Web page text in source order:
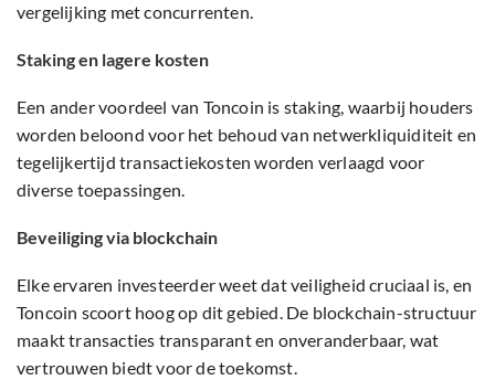
vergelijking met concurrenten.
Staking en lagere kosten
Een ander voordeel van Toncoin is staking, waarbij houders
worden beloond voor het behoud van netwerkliquiditeit en
tegelijkertijd transactiekosten worden verlaagd voor
diverse toepassingen.
Beveiliging via blockchain
Elke ervaren investeerder weet dat veiligheid cruciaal is, en
Toncoin scoort hoog op dit gebied. De blockchain-structuur
maakt transacties transparant en onveranderbaar, wat
vertrouwen biedt voor de toekomst.